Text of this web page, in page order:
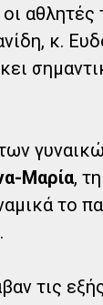
κ.
Μαρία, τη
το
.
τις